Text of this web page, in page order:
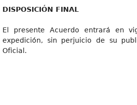
DISPOSICIÓN FINAL
El presente Acuerdo entrará en
expedición, sin perjuicio de su
Oficial.